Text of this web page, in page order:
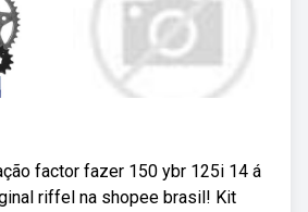
factor fazer 150 ybr 125i 14 á
riffel na shopee brasil! Kit